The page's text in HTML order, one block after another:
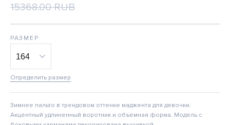
15368.00 RUB
РАЗМЕР
Определить размер
Зимнее пальто в трендовом оттенке маджента для девочки.
Акцентный удлиненный воротник и объемная форма. Модель с